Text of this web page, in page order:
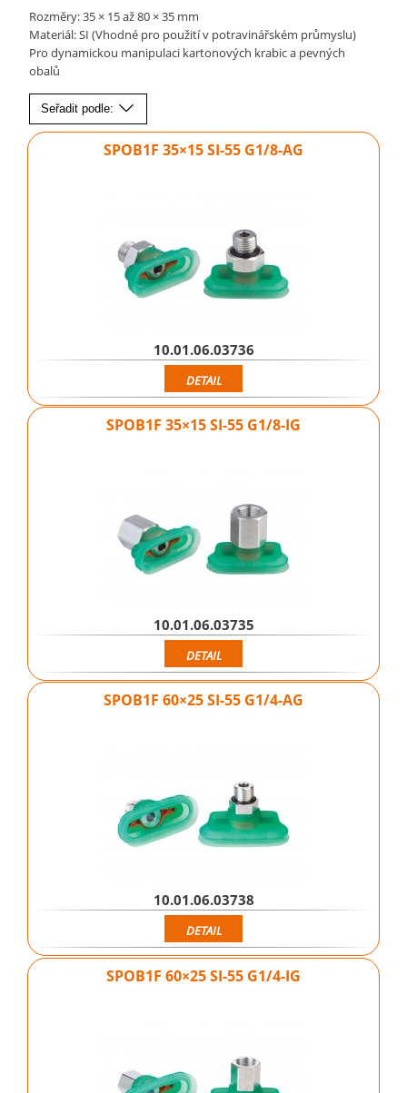
Rozměry: 35 × 15 až 80 × 35 mm
Materiál: SI (Vhodné pro použití v potravinářském průmyslu)
Pro dynamickou manipulaci kartonových krabic a pevných
obalů
Seřadit podle:
SPOB1F 35×15 SI-55 G1/8-AG
10.01.06.03736
DETAIL
SPOB1F 35×15 SI-55 G1/8-IG
10.01.06.03735
DETAIL
SPOB1F 60×25 SI-55 G1/4-AG
10.01.06.03738
DETAIL
SPOB1F 60×25 SI-55 G1/4-IG